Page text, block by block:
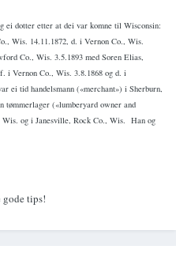
ei dotter etter at dei var komne til Wisconsin:
Wis. 14.11.1872, d. i Vernon Co., Wis.
Co., Wis. 3.5.1893 med Soren Elias,
i Vernon Co., Wis. 3.8.1868 og d. i
ei tid handelsmann («merchant») i Sherburn,
tømmerlager («lumberyard owner and
og i Janesville, Rock Co., Wis. Han og
gode tips!